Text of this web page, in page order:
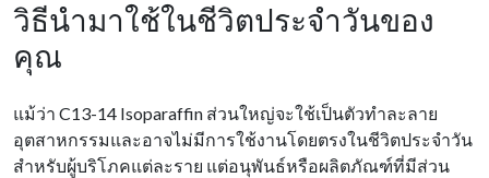
วิธีนำมาใช้ในชีวิตประจำวันของ
คุณ
แม้ว่า C13-14 Isoparaffin ส่วนใหญ่จะใช้เป็นตัวทําละลาย
อุตสาหกรรมและอาจไม่มีการใช้งานโดยตรงในชีวิตประจําวัน
สําหรับผู้บริโภคแต่ละราย แต่อนุพันธ์หรือผลิตภัณฑ์ที่มีส่วน